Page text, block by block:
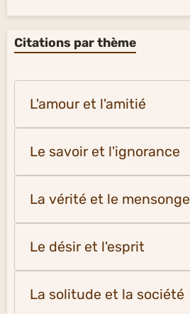
Citations par thème
L'amour et l'amitié
Le savoir et l'ignorance
La vérité et le mensonge
Le désir et l'esprit
La solitude et la société